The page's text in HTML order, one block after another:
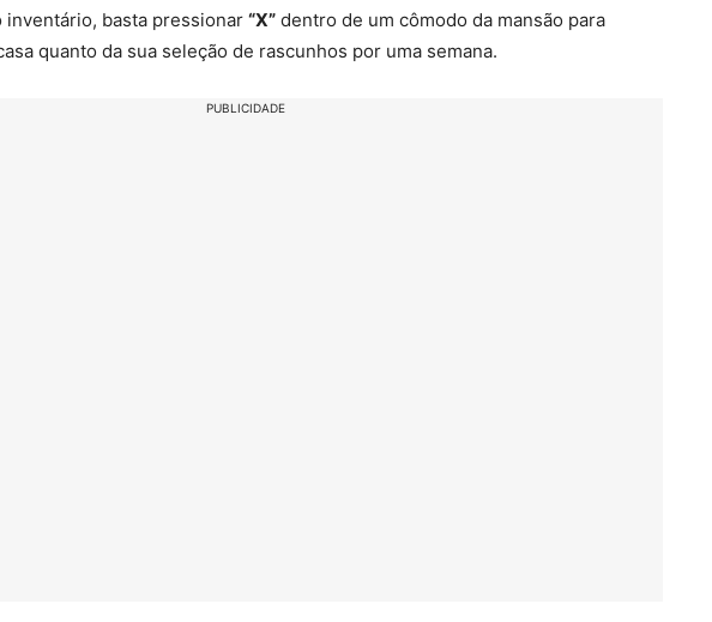
inventário, basta pressionar “X” dentro de um cômodo da mansão para
quanto da sua seleção de rascunhos por uma semana.
PUBLICIDADE